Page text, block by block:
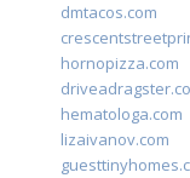
dmtacos.com
hornopizza.com
hematologa.com
lizaivanov.com